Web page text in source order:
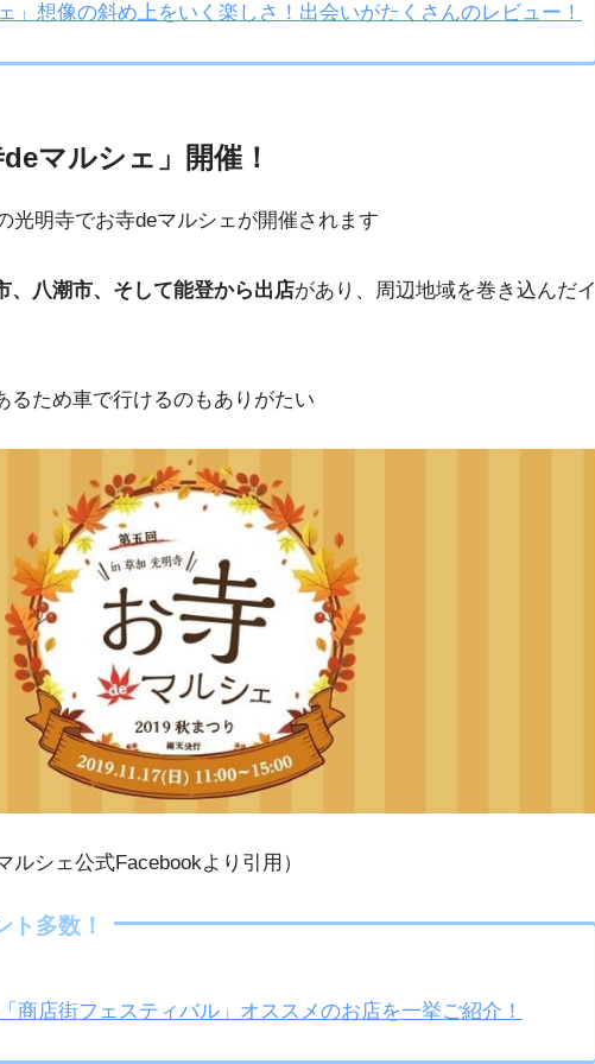
」想像の斜め上をいく楽しさ！出会いがたくさんのレビュー！
マルシェ」開催！
光明寺でお寺deマルシェが開催されます
、八潮市、そして能登から出店があり、周辺地域を巻き込んだイ
るため車で行けるのもありがたい
ルシェ公式Facebookより引用）
ト多数！
商店街フェスティバル」オススメのお店を一挙ご紹介！